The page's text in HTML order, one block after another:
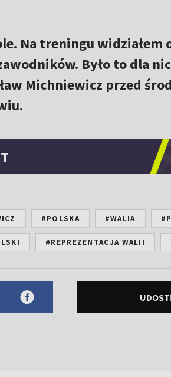
Na treningu widziałem
Było to dla
Michniewicz przed
#POLSKA #WALIA
#REPREZENTACJA WALII